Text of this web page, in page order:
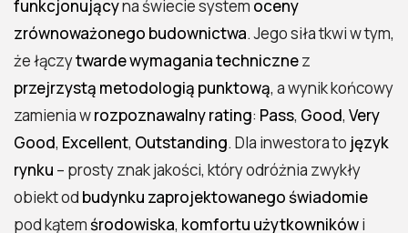
funkcjonującyna świecie system oceny
zrównoważonego budownictwa. Jego siła tkwi w tym,
że łączytwarde wymagania technicznez
przejrzystą metodologią punktową, a wynik końcowy
zamienia wrozpoznawalny rating: Pass, Good, Very
Good, Excellent, Outstanding. Dla inwestora to język
rynku – prosty znak jakości, który odróżnia zwykły
obiekt od budynku zaprojektowanego świadomie
pod kątemśrodowiska, komfortu użytkownikówi
Mapa ról i odpowiedzialności kto za co
odpowiada
Pre-assessment i strategia kredytów plan
na cały projekt
Harmonogram krok po kroku od szkicu do
tabliczki na fasadzie
Koszty z czego składa się budżet BREEAM
Dokumenty i dowody co naprawdę zbiera